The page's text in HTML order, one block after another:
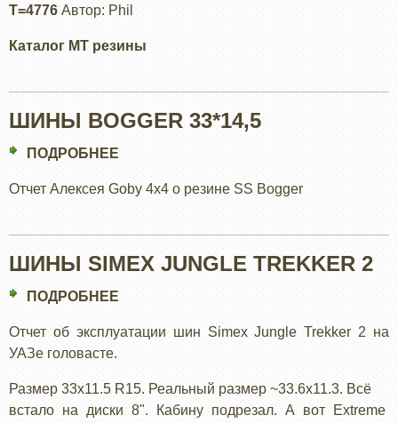
T=4776 Автор: Phil
Каталог МТ резины
ШИНЫ BOGGER 33*14,5
ПОДРОБНЕЕ
BOGGER
Отчет Алексея Goby 4x4 о резине SS Bogger
ШИНЫ SIMEX JUNGLE TREKKER 2
ПОДРОБНЕЕ
SIMEX
TREKKER
Отчет об эксплуатации шин Simex Jungle Trekker 2 на
УАЗе головасте.
Размер 33x11.5 R15. Реальный размер ~33.6х11.3. Всё
встало на диски 8". Кабину подрезал. А вот Extreme